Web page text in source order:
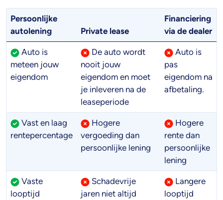
Persoonlijke
autolening
Private lease
Financiering
via de dealer
Auto is
meteen jouw
eigendom
De auto wordt
nooit jouw
eigendom en moet
je inleveren na de
leaseperiode
Auto is
pas
eigendom na
afbetaling.
Vast en laag
rentepercentage
Hogere
vergoeding dan
persoonlijke lening
Hogere
rente dan
persoonlijke
lening
Vaste
looptijd
Schadevrije
jaren niet altijd
Langere
looptijd